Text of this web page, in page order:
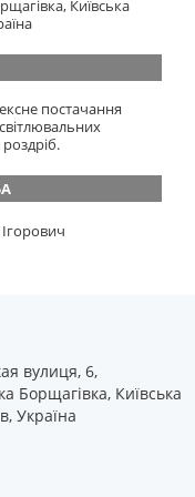
Київська
постачання
вулиця, 6,
Борщагівка, Київська
Україна